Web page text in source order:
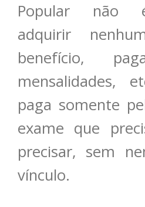
Popular não
adquirir
benefício,
mensalidades,
paga somente
exame que
precisar, sem
vínculo.